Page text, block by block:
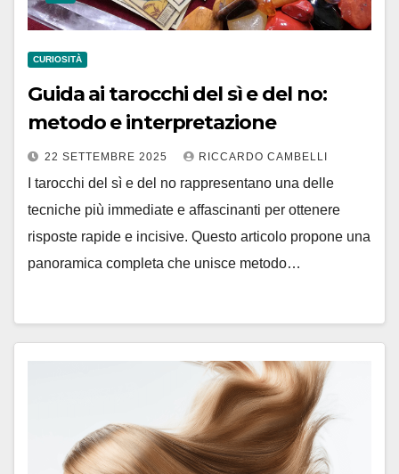
CURIOSITÀ
Guida ai tarocchi del sì e del no:
metodo e interpretazione
22 SETTEMBRE 2025 RICCARDO CAMBELLI
I tarocchi del sì e del no rappresentano una delle
tecniche più immediate e affascinanti per ottenere
risposte rapide e incisive. Questo articolo propone una
panoramica completa che unisce metodo…